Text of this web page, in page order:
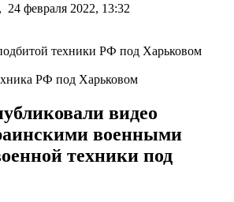
, 24 февраля 2022, 13:32
РФ под Харьковом
видео
военными
техники под